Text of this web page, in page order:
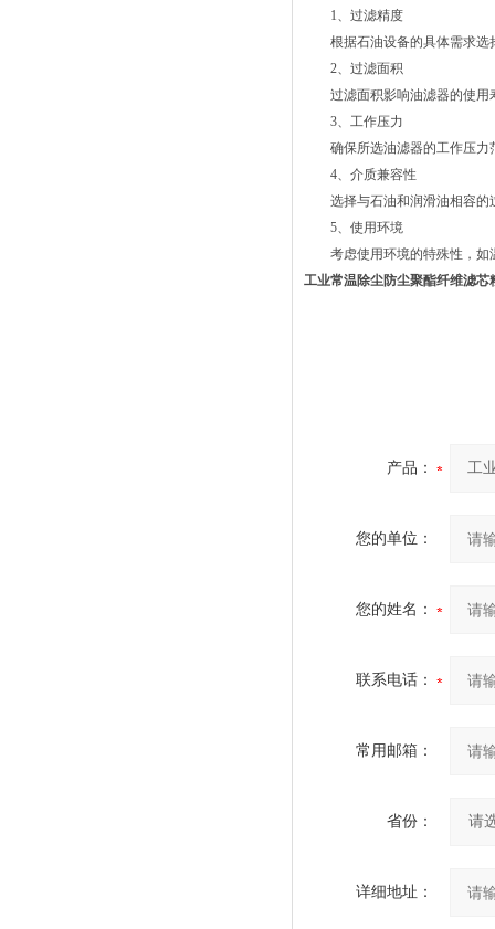
1、过滤精度
根据石油设备的具体需求选
2、过滤面积
过滤面积影响油滤器的使用
3、工作压力
确保所选油滤器的工作压力
4、介质兼容性
选择与石油和润滑油相容的
5、使用环境
考虑使用环境的特殊性，如
工业常温除尘防尘聚酯纤维滤芯
产品：
您的单位：
您的姓名：
联系电话：
常用邮箱：
省份：
详细地址：